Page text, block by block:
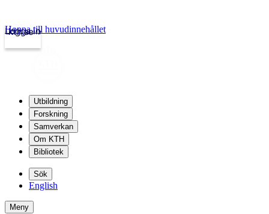
kth.se
Logga in
Hoppa till huvudinnehållet
Utbildning
Forskning
Samverkan
Om KTH
Bibliotek
Sök
English
Meny